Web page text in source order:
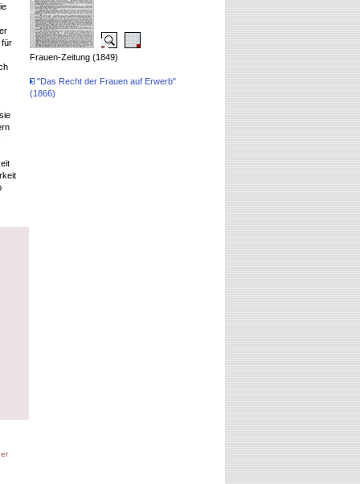
für
Frauen-Zeitung (1849)
"Das Recht der Frauen auf Erwerb"
(1866)